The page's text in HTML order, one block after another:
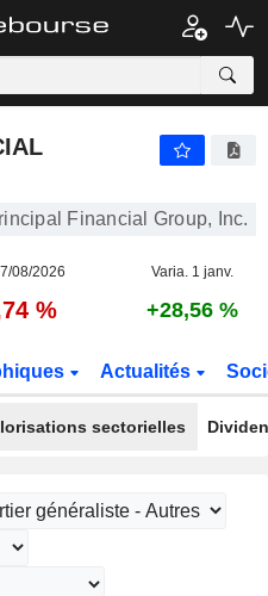
Financial Group, Inc.
08/2026 Varia. 1 janv.
% +28,56 %
Actualités
sectorielles